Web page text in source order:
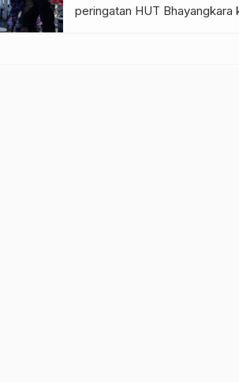
peringatan HUT Bhayangkara